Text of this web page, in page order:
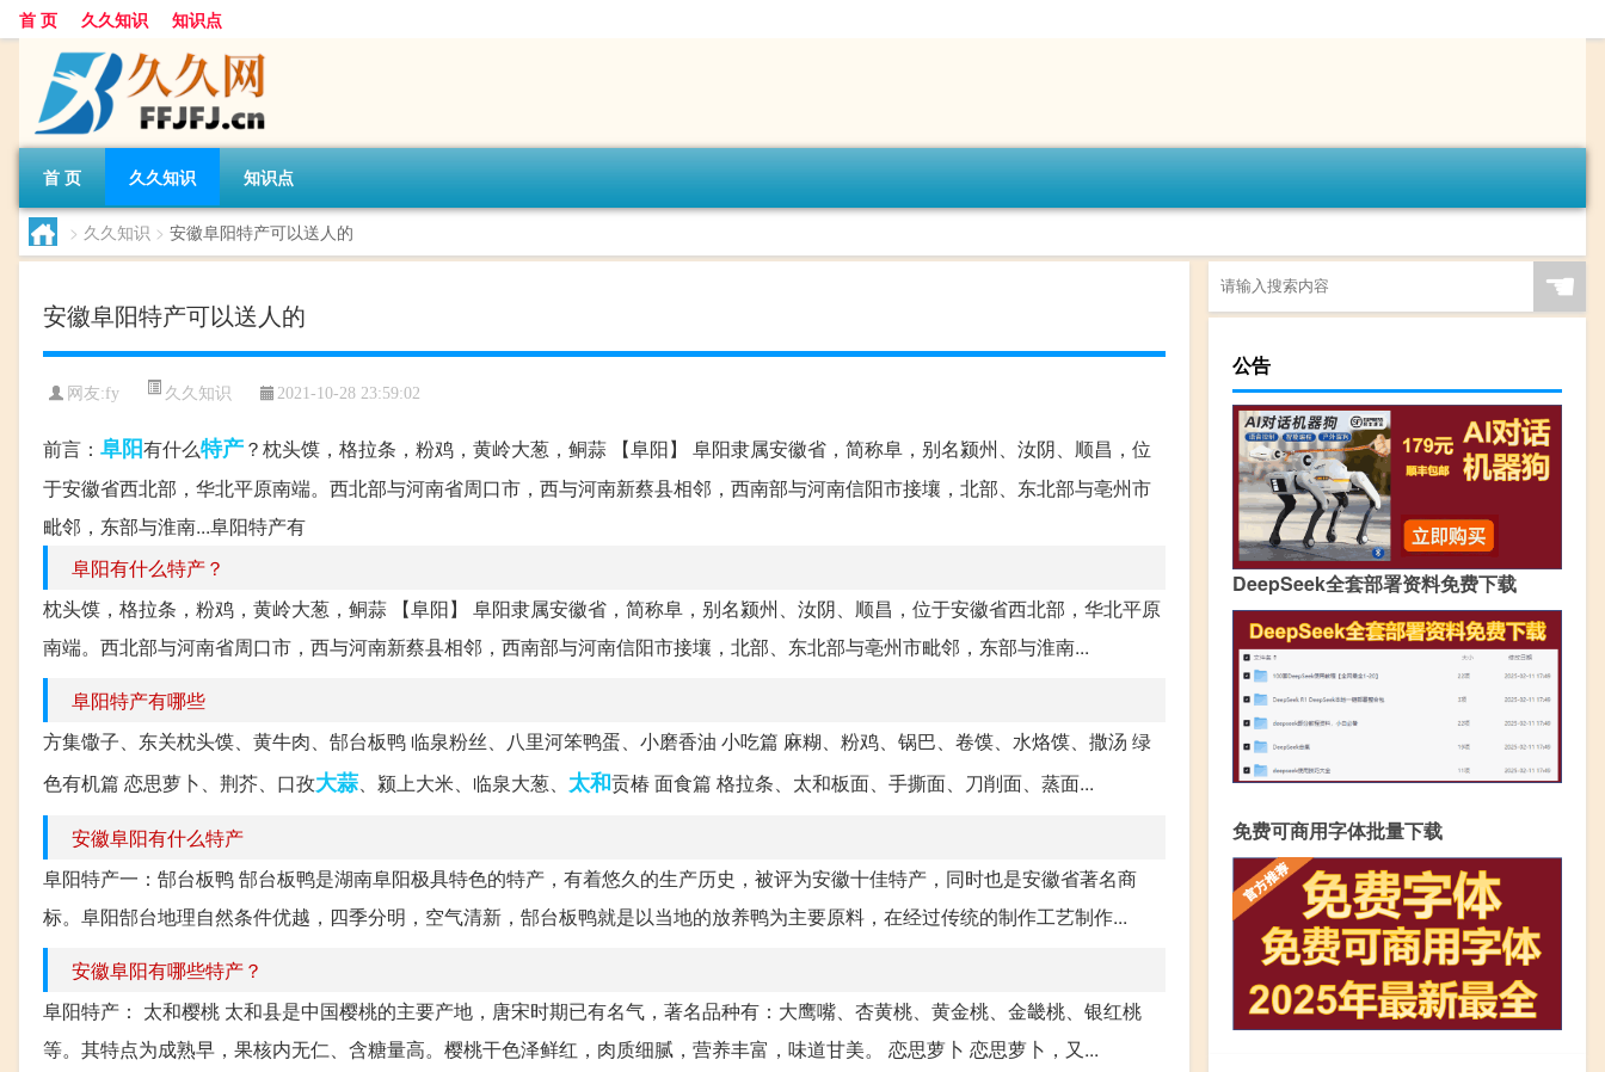
首 页 久久知识 知识点
首 页 久久知识 知识点
> 久久知识 > 安徽阜阳特产可以送人的
安徽阜阳特产可以送人的
网友:fy 久久知识 2021-10-28 23:59:02
前言： 阜阳有什么特产？枕头馍，格拉条，粉鸡，黄岭大葱，鲖蒜 【阜阳】 阜阳隶属安徽省，简称阜，别名颍州、汝阴、顺昌，位
于安徽省西北部，华北平原南端。西北部与河南省周口市，西与河南新蔡县相邻，西南部与河南信阳市接壤，北部、东北部与亳州市
毗邻，东部与淮南...阜阳特产有
阜阳有什么特产？
枕头馍，格拉条，粉鸡，黄岭大葱，鲖蒜 【阜阳】 阜阳隶属安徽省，简称阜，别名颍州、汝阴、顺昌，位于安徽省西北部，华北平原
南端。西北部与河南省周口市，西与河南新蔡县相邻，西南部与河南信阳市接壤，北部、东北部与亳州市毗邻，东部与淮南...
阜阳特产有哪些
方集馓子、东关枕头馍、黄牛肉、郜台板鸭 临泉粉丝、八里河笨鸭蛋、小磨香油 小吃篇 麻糊、粉鸡、锅巴、卷馍、水烙馍、撒汤 绿
色有机篇 恋思萝卜、荆芥、口孜大蒜、颍上大米、临泉大葱、 太和贡椿 面食篇 格拉条、太和板面、手撕面、刀削面、蒸面...
安徽阜阳有什么特产
阜阳特产一：郜台板鸭 郜台板鸭是湖南阜阳极具特色的特产，有着悠久的生产历史，被评为安徽十佳特产，同时也是安徽省著名商
标。阜阳郜台地理自然条件优越，四季分明，空气清新，郜台板鸭就是以当地的放养鸭为主要原料，在经过传统的制作工艺制作...
安徽阜阳有哪些特产？
阜阳特产： 太和樱桃 太和县是中国樱桃的主要产地，唐宋时期已有名气，著名品种有：大鹰嘴、杏黄桃、黄金桃、金畿桃、银红桃
等。其特点为成熟早，果核内无仁、含糖量高。樱桃干色泽鲜红，肉质细腻，营养丰富，味道甘美。 恋思萝卜 恋思萝卜，又...
☚
公告
DeepSeek全套部署资料免费下载
免费可商用字体批量下载